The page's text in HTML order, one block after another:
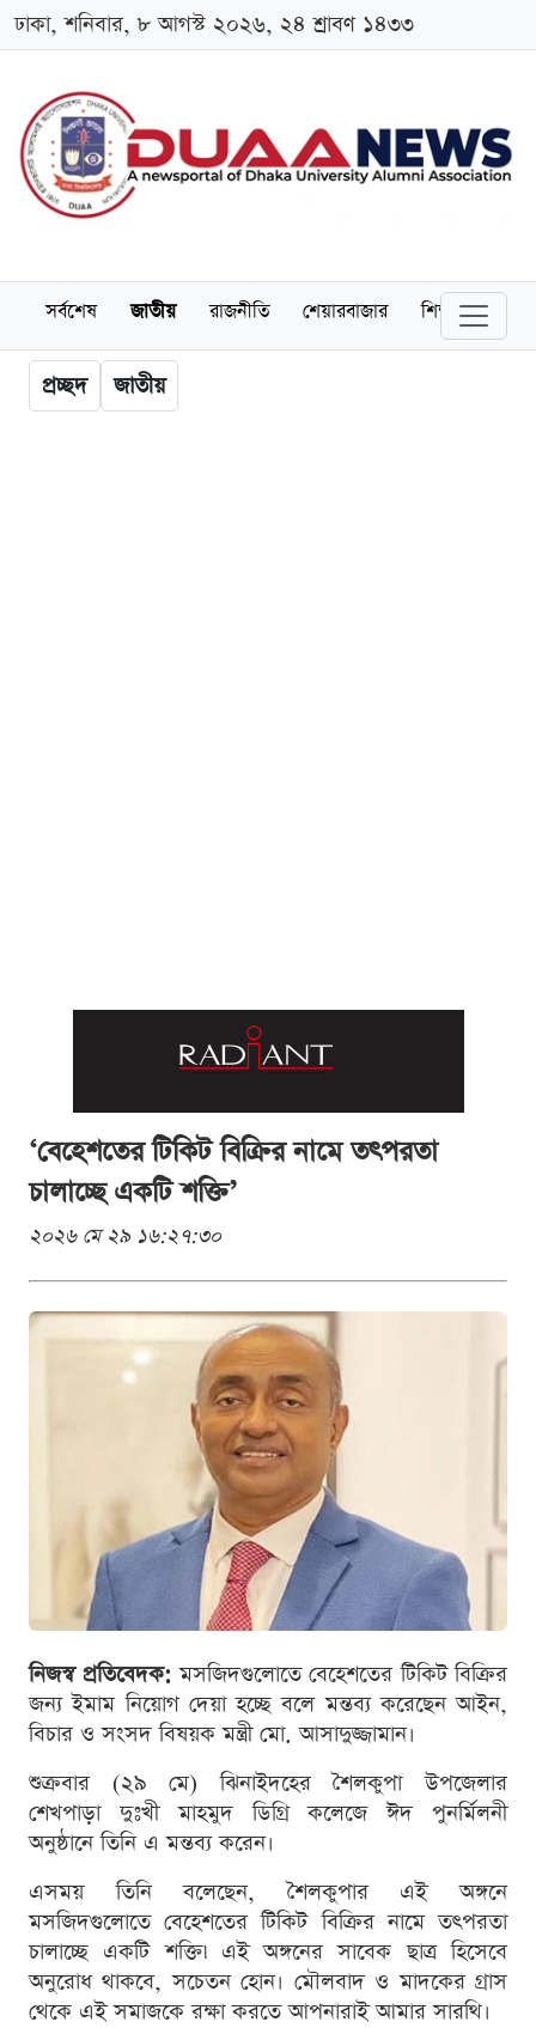
ঢাকা, শনিবার, ৮ আগস্ট ২০২৬, ২৪ শ্রাবণ ১৪৩৩
সর্বশেষ জাতীয় রাজনীতি শেয়ারবাজার শিক্ষা
প্রচ্ছদ জাতীয়
‘বেহেশতের টিকিট বিক্রির নামে তৎপরতা
চালাচ্ছে একটি শক্তি’
২০২৬ মে ২৯ ১৬:২৭:৩০
নিজস্ব প্রতিবেদক: মসজিদগুলোতে বেহেশতের টিকিট বিক্রির
জন্য ইমাম নিয়োগ দেয়া হচ্ছে বলে মন্তব্য করেছেন আইন,
বিচার ও সংসদ বিষয়ক মন্ত্রী মো. আসাদুজ্জামান।
শুক্রবার (২৯ মে) ঝিনাইদহের শৈলকুপা উপজেলার
শেখপাড়া দুঃখী মাহমুদ ডিগ্রি কলেজে ঈদ পুনর্মিলনী
অনুষ্ঠানে তিনি এ মন্তব্য করেন।
‎এসময় তিনি বলেছেন, শৈলকুপার এই অঙ্গনে
মসজিদগুলোতে বেহেশতের টিকিট বিক্রির নামে তৎপরতা
চালাচ্ছে একটি শক্তি৷ এই অঙ্গনের সাবেক ছাত্র হিসেবে
অনুরোধ থাকবে, সচেতন হোন। মৌলবাদ ও মাদকের গ্রাস
থেকে এই সমাজকে রক্ষা করতে আপনারাই আমার সারথি।